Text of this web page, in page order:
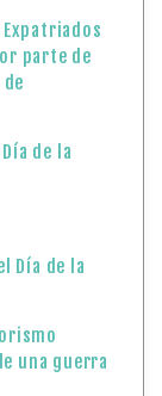
parte de
de la
Día de la
una guerra